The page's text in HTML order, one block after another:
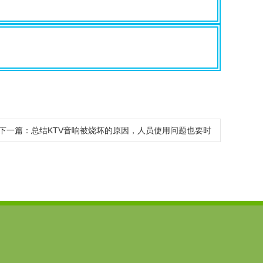
一篇：总结KTV音响被烧坏的原因，人员使用问题也要时